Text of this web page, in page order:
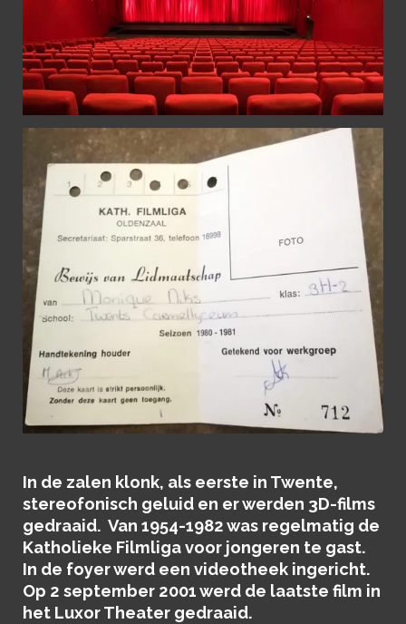
In de zalen klonk, als eerste in Twente,
stereofonisch geluid en er werden 3D-films
gedraaid. Van 1954-1982 was regelmatig de
Katholieke Filmliga voor jongeren te gast.
In de foyer werd een videotheek ingericht.
Op 2 september 2001 werd de laatste film in
het Luxor Theater gedraaid.